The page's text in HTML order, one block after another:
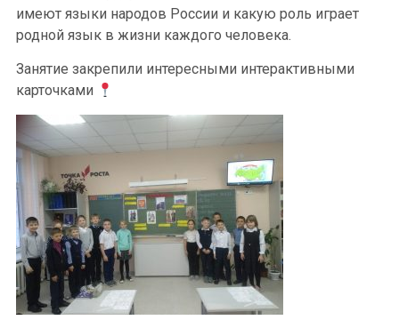
имеют языки народов России и какую роль играет
родной язык в жизни каждого человека.
Занятие закрепили интересными интерактивными
карточками